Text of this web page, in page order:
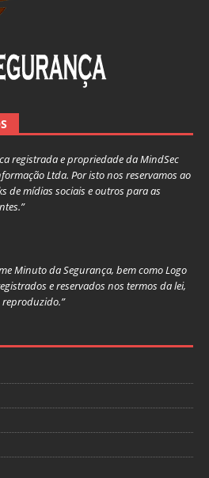
registrada e propriedade da MindSec
Ltda. Por isto nos reservamos ao
de mídias sociais e outros para as
Minuto da Segurança, bem como Logo
e reservados nos termos da lei,